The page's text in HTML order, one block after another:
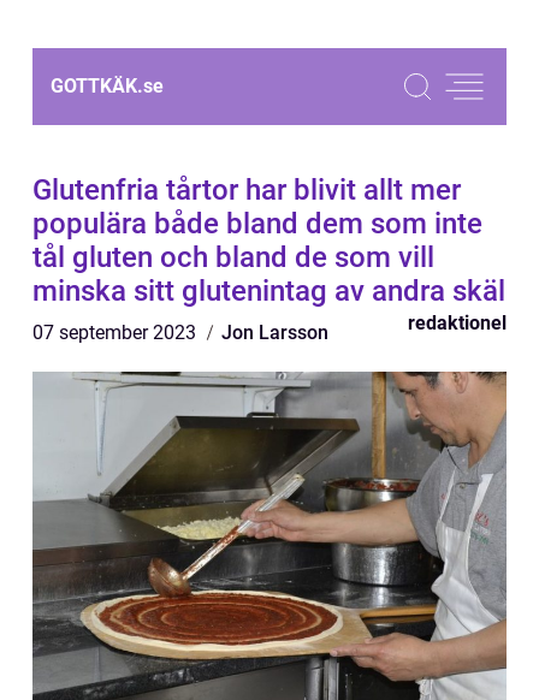
GOTTKÄK.se
Glutenfria tårtor har blivit allt mer
populära både bland dem som inte
tål gluten och bland de som vill
minska sitt glutenintag av andra skäl
07 september 2023 Jon Larsson redaktionel